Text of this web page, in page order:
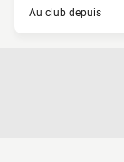
Au club depuis